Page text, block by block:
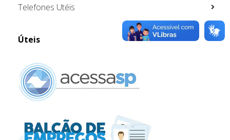
Telefones Utéis
Úteis